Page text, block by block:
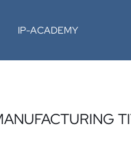
IP-ACADEMY